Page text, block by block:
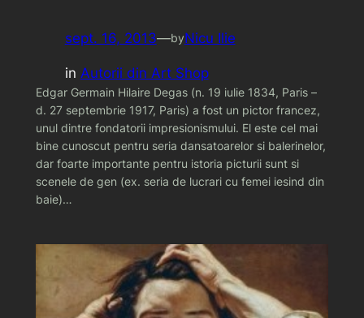
sept. 16, 2013—byNicu Ilie
in Autorii din Art Shop
Edgar Germain Hilaire Degas (n. 19 iulie 1834, Paris –
d. 27 septembrie 1917, Paris) a fost un pictor francez,
unul dintre fondatorii impresionismului. El este cel mai
bine cunoscut pentru seria dansatoarelor si balerinelor,
dar foarte importante pentru istoria picturii sunt si
scenele de gen (ex. seria de lucrari cu femei iesind din
baie)…